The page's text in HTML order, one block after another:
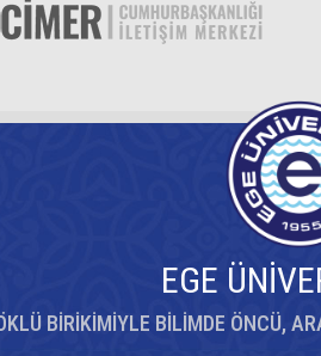
EGE
BİRİKİMİYLE BİLİMDE ÖNCÜ,